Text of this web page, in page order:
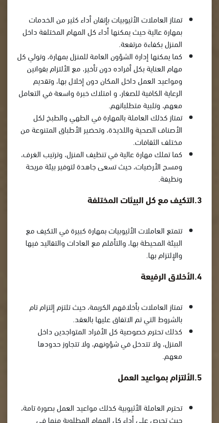
تمتاز العاملات الأثيوبيات بإتقان أداء كثير من الخدمات
بمهارة عالية حيث يمكنها أداء كل المهام المختلفة داخل
المنزل بكفاءة مرتفعة.
كما يمكنها إدارة الشؤون العامة للمنزل بمهارة، وتولي كل
مهام العناية بكل أفراده دون تأخير، مع الألتزام بقوانين
ومواعيد العمل داخل المكان دون إخلال بها، وتقديم
الرعاية الكافية للصغار، و امتلاك خبرة واسعة في التعامل
معهم، وتلبية متطلباتهم.
تمتاز كذلك العاملة بالمهارة في الطهي والطبخ لكل
الأصناف الصحية واللذيذة، وتحضير الأطباق المتنوعة من
مختلف الثقافات.
كما تملك مهارة عالية في تنظيف المنزل، وترتيب الغرف،
ومسح الأرضيات، حيث تسعى جاهدة لتوفير بيئة مريحة
ونظيفة.
3.التكيف مع كل البيئات المختلفة
تتمتع العاملات الأثيوبيات بمهارة كبيرة في التكيف مع
البيئة المحيطة بها، والتأقلم مع العادات والتقاليد فيها
والإلتزام بها.
4.الأخلاق الرفيعة
تمتاز العاملات بأخلاقهم الكريمة، حيث تلتزم إلتزام تام
بالشروط التي تم الاتفاق عليها بالعقد.
كذلك تحترم خصوصية كل الأفراد المتواجدين داخل
المنزل، ولا تتدخل في شؤونهم، ولا تتجاوز حدودها
معهم.
5.الألتزام بمواعيد العمل
تحترم العاملة الأثيوبية كذلك مواعيد العمل بصورة تامة،
حيث تحرص على أداء كل المهام المطلوبة منها في